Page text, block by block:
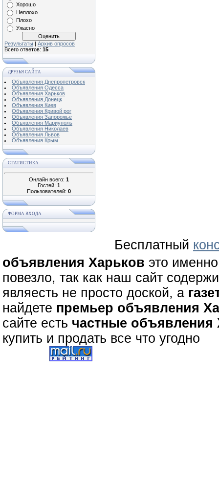
Хорошо
Неплохо
Плохо
Ужасно
Результаты | Архив опросов
Всего ответов: 15
ДРУЗЬЯ САЙТА
Объявления Днепропетровск
Объявления Одесса
Объявления Харьков
Объявления Донецк
Объявления Киев
Объявления Кривой рог
Объявления Запорожье
Объявления Мариуполь
Объявления Николаев
Объявления Львов
Объявления Крым
СТАТИСТИКА
Онлайн всего: 1
Гостей: 1
Пользователей: 0
ФОРМА ВХОДА
Бесплатный
объявления Харьков это
повезло, так как наш сайт
являесть не просто доской, а
найдете премьер объявления
сайте есть частные объявления
купить и продать все что угодно